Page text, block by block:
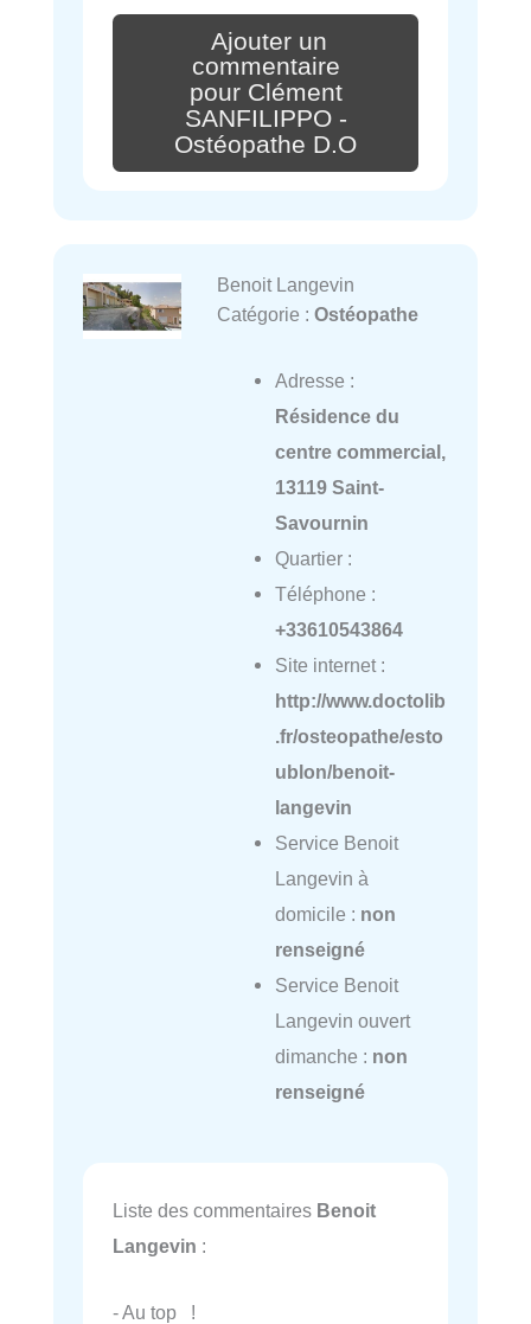
Ajouter un
commentaire
pour Clément
SANFILIPPO -
Ostéopathe D.O
Benoit Langevin
Catégorie : Ostéopathe
Adresse :
Résidence du
centre commercial,
13119 Saint-
Savournin
Quartier :
Téléphone :
+33610543864
Site internet :
http://www.doctolib
.fr/osteopathe/esto
ublon/benoit-
langevin
Service Benoit
Langevin à
domicile : non
renseigné
Service Benoit
Langevin ouvert
dimanche : non
renseigné
Liste des commentaires Benoit
Langevin :
- Au top !